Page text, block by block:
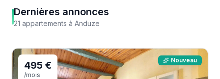
Dernières annonces
21 appartements à Anduze
495 €
/mois
Nouveau